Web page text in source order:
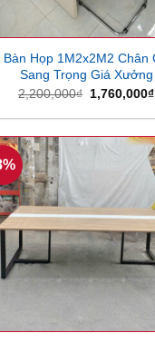
Bàn Họp 1M2x2M2 Chân
Sang Trọng Giá Xưởng
2,200,000₫ Giá
là:
1,760,000₫